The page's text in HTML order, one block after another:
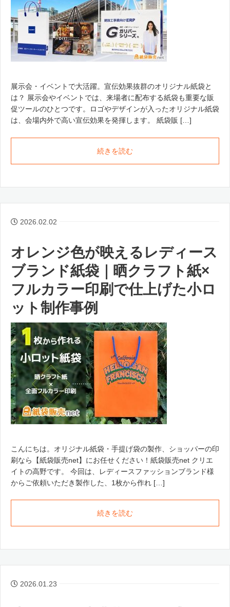
展示会・イベントで大活躍。宣伝効果抜群のオリジナル紙袋と
は？ 展示会やイベントでは、来場者に配布する紙袋も重要な販
促ツールのひとつです。ロゴやデザインが入ったオリジナル紙袋
は、会場内外で高い宣伝効果を発揮します。 紙袋販 […]
続きを読む
2026.02.02
オレンジ色が映えるレディース
ブランド紙袋｜晒クラフト紙×
フルカラー印刷で仕上げた小ロ
ット制作事例
こんにちは。オリジナル紙袋・手提げ袋の製作、ショッパーの印
刷なら【紙袋販売net】にお任せください！紙袋販売net クリエ
イトの高野です。 今回は、レディースファッションブランド様
からご依頼いただき製作した、1枚から作れ […]
続きを読む
2026.01.23